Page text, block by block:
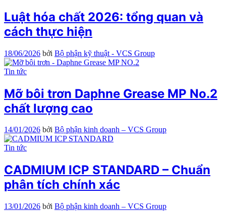
Luật hóa chất 2026: tổng quan và
cách thực hiện
18/06/2026 bởi Bộ phận kỹ thuật - VCS Group
Tin tức
Mỡ bôi trơn Daphne Grease MP No.2
chất lượng cao
14/01/2026 bởi Bộ phận kinh doanh – VCS Group
Tin tức
CADMIUM ICP STANDARD – Chuẩn
phân tích chính xác
13/01/2026 bởi Bộ phận kinh doanh – VCS Group